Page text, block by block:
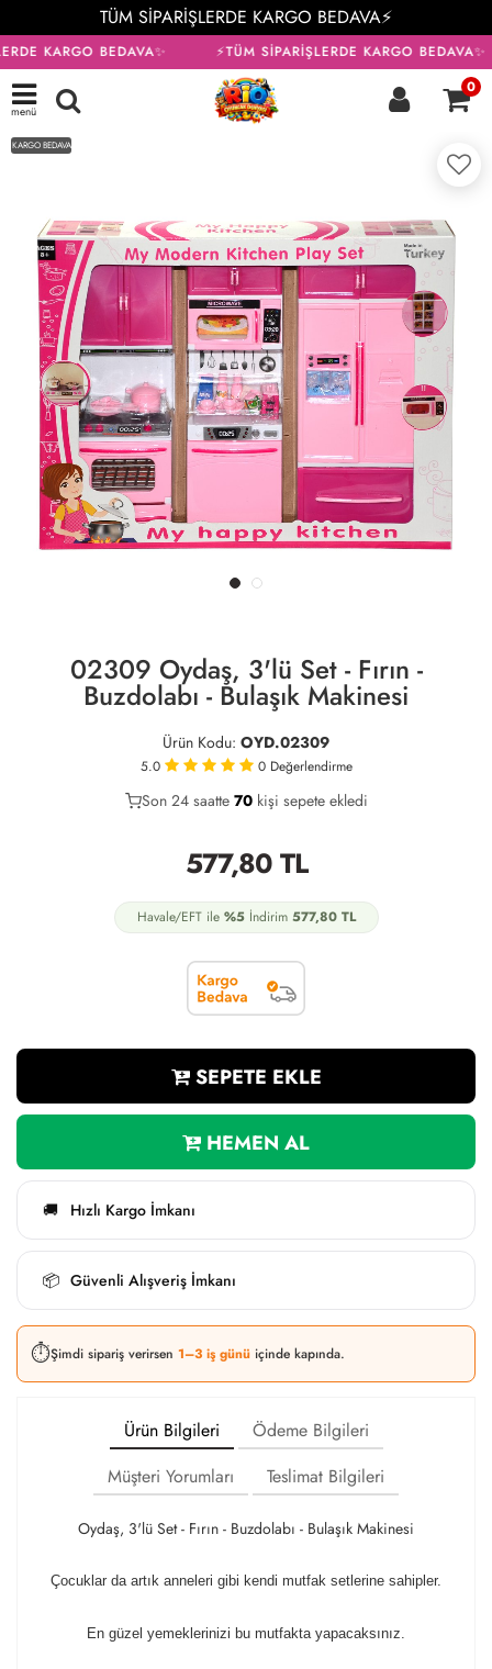
TÜM SİPARİŞLERDE KARGO BEDAVA⚡
KARGO BEDAVA✨ ⚡TÜM SİPARİŞLERDE KARGO BEDAVA✨
menü
0
KARGO BEDAVA
02309 Oydaş, 3'lü Set - Fırın -
Buzdolabı - Bulaşık Makinesi
Ürün Kodu: OYD.02309
5.0 0 Değerlendirme
37
Son 24 saatte 70 kişi sepete ekledi
20
577,80TL
Havale/EFT ile %5İndirim 577,80TL
SEPETE EKLE
HEMEN AL
🚚 Hızlı Kargo İmkanı
📦 Güvenli Alışveriş İmkanı
⏱️Şimdi sipariş verirsen 1–3 iş günü içinde kapında.
Ürün Bilgileri
Ödeme Bilgileri
Müşteri Yorumları
Teslimat Bilgileri
Oydaş, 3'lü Set - Fırın - Buzdolabı - Bulaşık Makinesi
Çocuklar da artık anneleri gibi kendi mutfak setlerine sahipler.
En güzel yemeklerinizi bu mutfakta yapacaksınız.